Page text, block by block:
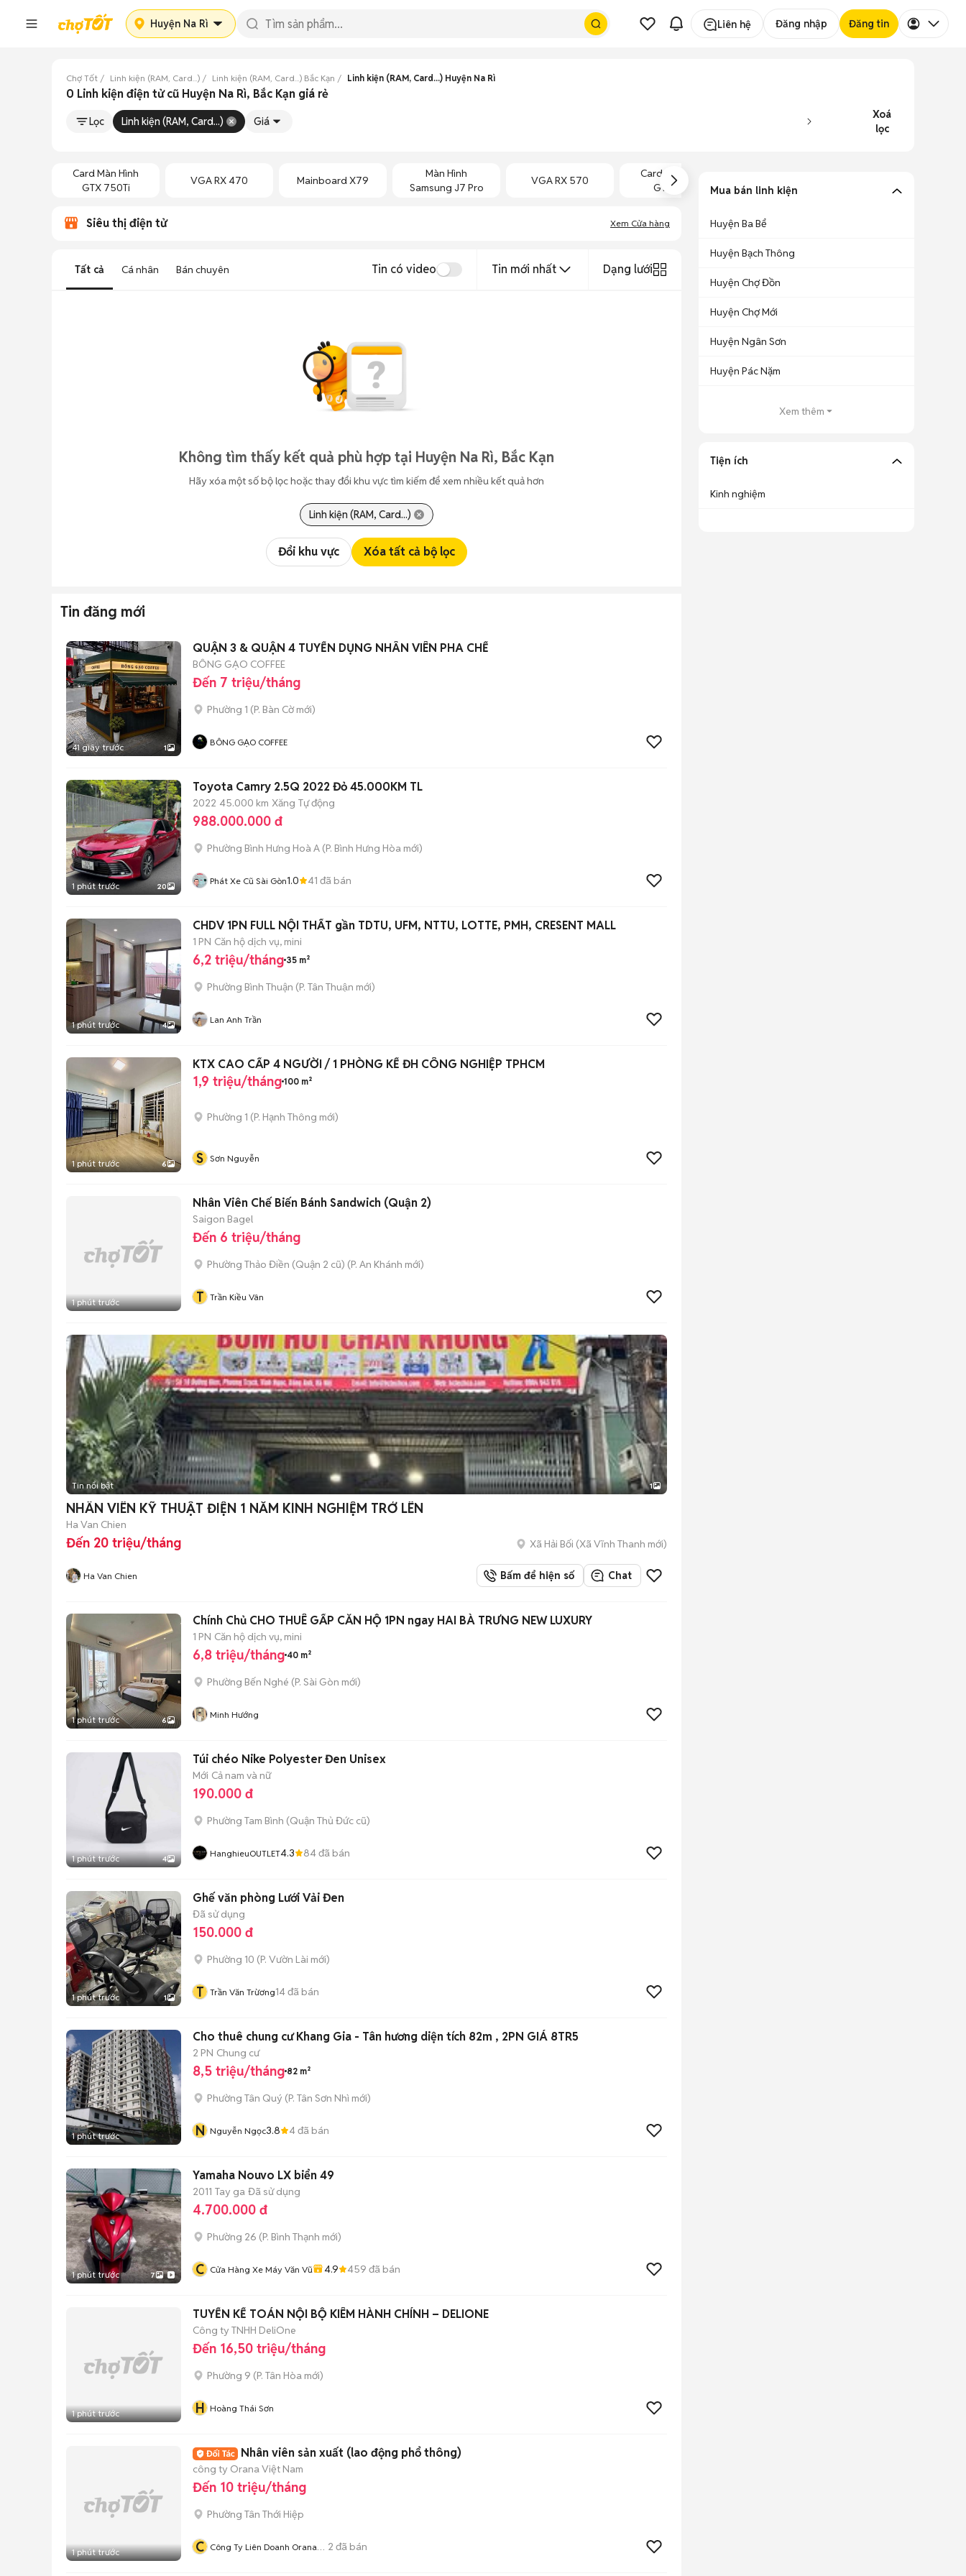
Huyện Na Rì Liên hệ Đăng nhập Đăng tin
Chợ Tốt Linh kiện (RAM, Card...) Linh kiện (RAM, Card...) Bắc Kạn Linh kiện (RAM, Card...) Huyện Na Rì
0 Linh kiện điện tử cũ Huyện Na Rì, Bắc Kạn giá rẻ
Lọc Linh kiện (RAM, Card...) Giá
Xoá
lọc
Card Màn Hình
GTX 750Ti
VGA RX 470 Mainboard X79
Màn Hình
Samsung J7 Pro
VGA RX 570
Card Màn Hình
GTX 960
B75 Cũ
Siêu thị điện tử Xem Cửa hàng
Tất cả Cá nhân Bán chuyên Tin có video Tin mới nhất Dạng lưới
Không tìm thấy kết quả phù hợp tại Huyện Na Rì, Bắc Kạn
Hãy xóa một số bộ lọc hoặc thay đổi khu vực tìm kiếm để xem nhiều kết quả hơn
Linh kiện (RAM, Card...)
Đổi khu vực Xóa tất cả bộ lọc
Tin đăng mới
41 giây trước 1
QUẬN 3 & QUẬN 4 TUYỂN DỤNG NHÂN VIÊN PHA CHẾ
BÔNG GẠO COFFEE
Đến 7 triệu/tháng
Phường 1 (P. Bàn Cờmới)
BÔNG GẠO COFFEE
1 phút trước 20
Toyota Camry 2.5Q 2022 Đỏ 45.000KM TL
2022 45.000 km Xăng Tự động
988.000.000 đ
Phường Bình Hưng Hoà A (P. Bình Hưng Hòa mới)
Phát Xe Cũ Sài Gòn1.0 41 đã bán
1 phút trước 4
CHDV 1PN FULL NỘI THẤT gần TDTU, UFM, NTTU, LOTTE, PMH, CRESENT MALL
1 PN Căn hộ dịch vụ, mini
6,2 triệu/tháng 35 m²
Phường Bình Thuận (P. Tân Thuận mới)
Lan Anh Trần
1 phút trước 6
KTX CAO CẤP 4 NGƯỜI / 1 PHÒNG KẾ ĐH CÔNG NGHIỆP TPHCM
1,9 triệu/tháng 100 m²
Phường 1 (P. Hạnh Thông mới)
S Sơn Nguyễn
1 phút trước
Nhân Viên Chế Biến Bánh Sandwich (Quận 2)
Saigon Bagel
Đến 6 triệu/tháng
Phường Thảo Điền (Quận 2 cũ) (P. An Khánh mới)
T Trần Kiều Vân
Tin nổi bật 1
NHÂN VIÊN KỸ THUẬT ĐIỆN 1 NĂM KINH NGHIỆM TRỞ LÊN
Ha Van Chien
Đến 20 triệu/tháng Xã Hải Bối (Xã Vĩnh Thanh mới)
Ha Van Chien Bấm để hiện số Chat
1 phút trước 6
Chính Chủ CHO THUÊ GẤP CĂN HỘ 1PN ngay HAI BÀ TRƯNG NEW LUXURY
1 PN Căn hộ dịch vụ, mini
6,8 triệu/tháng 40 m²
Phường Bến Nghé (P. Sài Gòn mới)
Minh Hướng
1 phút trước 4
Túi chéo Nike Polyester Đen Unisex
Mới Cả nam và nữ
190.000 đ
Phường Tam Bình (Quận Thủ Đức cũ)
HanghieuOUTLET4.3 84đã bán
1 phút trước 1
Ghế văn phòng Lưới Vải Đen
Đã sử dụng
150.000 đ
Phường 10 (P. Vườn Lài mới)
T Trần Văn Trừơng14đã bán
1 phút trước
Cho thuê chung cư Khang Gia - Tân hương diện tích 82m , 2PN GIÁ 8TR5
2 PN Chung cư
8,5 triệu/tháng 82 m²
Phường Tân Quý (P. Tân Sơn Nhì mới)
N Nguyễn Ngọc3.8 4đã bán
1 phút trước 7
Yamaha Nouvo LX biển 49
2011 Tay ga Đã sử dụng
4.700.000 đ
Phường 26 (P. Bình Thạnh mới)
C Cửa Hàng Xe Máy Văn Vũ 4.9 459 đã bán
1 phút trước
TUYỂN KẾ TOÁN NỘI BỘ KIÊM HÀNH CHÍNH – DELIONE
Công ty TNHH DeliOne
Đến 16,50 triệu/tháng
Phường 9 (P. Tân Hòa mới)
H Hoàng Thái Sơn
1 phút trước
Nhân viên sản xuất (lao động phổ thông)
công ty Orana Việt Nam
Đến 10 triệu/tháng
Phường Tân Thới Hiệp
C Công Ty Liên Doanh Orana
2 đã bán
Mua bán linh kiện
Huyện Ba Bể
Huyện Bạch Thông
Huyện Chợ Đồn
Huyện Chợ Mới
Huyện Ngân Sơn
Huyện Pác Nặm
Xem thêm
Tiện ích
Kinh nghiệm